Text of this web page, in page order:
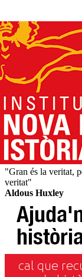
"Gran és la veritat,
veritat"
Aldous Huxley